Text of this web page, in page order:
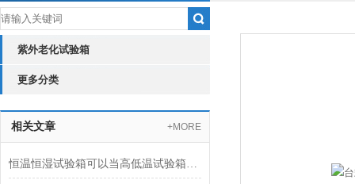
紫外老化试验箱
更多分类
相关文章 +MORE
恒温恒湿试验箱可以当高低温试验箱使用吗？